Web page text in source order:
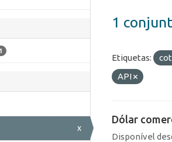
1
x
1
Etiquetas:
API
Dólar
Disponível